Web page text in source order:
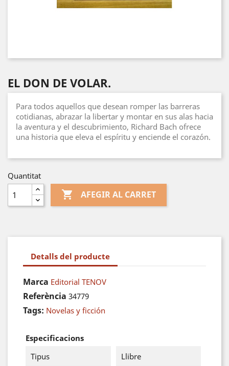
EL DON DE VOLAR.
Para todos aquellos que desean romper las barreras
cotidianas, abrazar la libertar y montar en sus alas hacia
la aventura y el descubrimiento, Richard Bach ofrece
una historia que eleva el espíritu y enciende el corazón.
Quantitat
 AFEGIR AL CARRET
Detalls del producte
Marca Editorial TENOV
Referència 34779
Tags: Novelas y ficción
Especificacions
Tipus
Llibre